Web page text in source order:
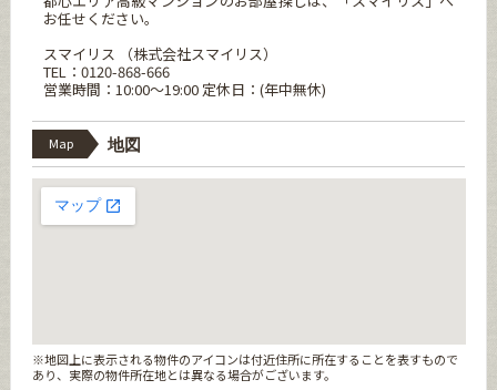
お任せください。
スマイリス （株式会社スマイリス）
TEL：0120-868-666
営業時間：10:00～19:00 定休日：(年中無休)
Map 地図
※地図上に表示される物件のアイコンは付近住所に所在することを表すもので
あり、実際の物件所在地とは異なる場合がございます。